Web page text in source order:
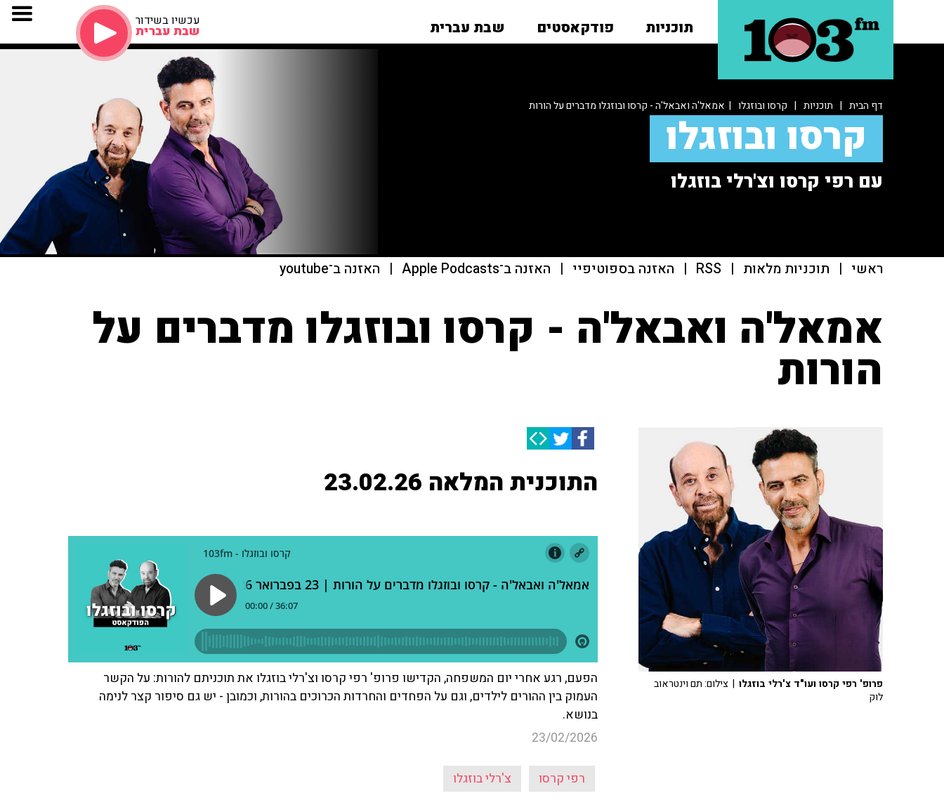
תוכניות פודקאסטים שבת עברית עכשיו בשידור
שבת עברית
דף הבית | תוכניות | קרסו ובוזגלו | אמאל'ה ואבאל'ה - קרסו ובוזגלו מדברים על הורות
קרסו ובוזגלו
עם רפי קרסו וצ'רלי בוזגלו
ראשי | תוכניות מלאות |
RSS
| האזנה בספוטיפיי | האזנה ב־Apple Podcasts | האזנה ב־youtube
אמאל'ה ואבאל'ה - קרסו ובוזגלו מדברים על
הורות
התוכנית המלאה 23.02.26
הפעם, רגע אחרי יום המשפחה, הקדישו פרופ' רפי קרסו וצ'רלי בוזגלו את תוכניתם להורות: על הקשר
העמוק בין ההורים לילדים, וגם על הפחדים והחרדות הכרוכים בהורות, וכמובן - יש גם סיפור קצר לנימה
בנושא.
23/02/2026
רפי קרסו צ'רלי בוזגלו
פרופ' רפי קרסו ועו"ד צ'רלי בוזגלו | צילום: תם וינטראוב
לוק